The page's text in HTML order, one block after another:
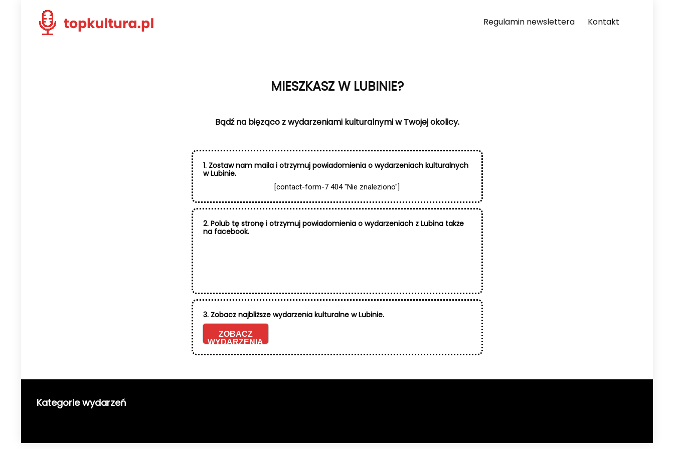
Regulamin newslettera Kontakt
MIESZKASZ W LUBINIE?
Bądź na bięząco z wydarzeniami kulturalnymi w Twojej okolicy.
1. Zostaw nam maila i otrzymuj powiadomienia o wydarzeniach kulturalnych
w Lubinie.
[contact-form-7 404 "Nie znaleziono"]
2. Polub tę stronę i otrzymuj powiadomienia o wydarzeniach z Lubina także
na facebook.
3. Zobacz najbliższe wydarzenia kulturalne w Lubinie.
ZOBACZ
WYDARZENIA
Kategorie wydarzeń